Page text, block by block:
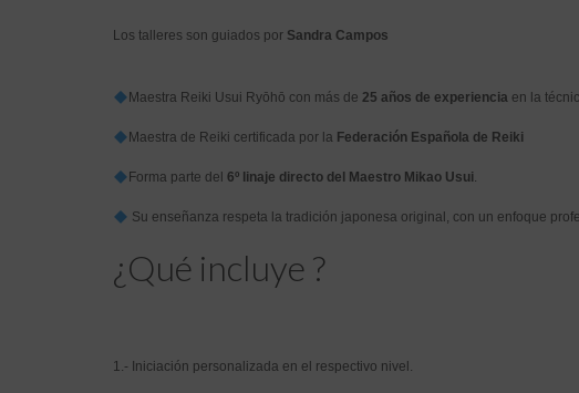
Los talleres son guiados por Sandra Campos
Maestra Reiki Usui Ryōhō con más de 25 años de experienciaen la
Maestra de Reiki certificada por la Federación Española de Reiki
Forma parte del 6º linaje directo del Maestro Mikao Usui.
Su enseñanza respeta la tradición japonesa original, con un enfoque
¿Qué incluye ?
1.- Iniciación personalizada en el respectivo nivel.